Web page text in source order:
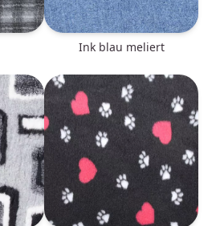
ink blau meliert